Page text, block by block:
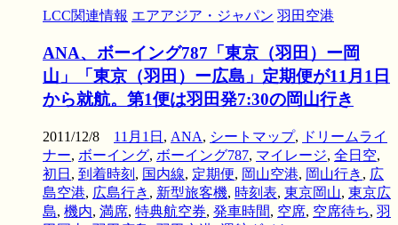
LCC関連情報 エアアジア・ジャパン 羽田空港
ANA、ボーイング787「東京（羽田）ー岡
山」「東京（羽田）ー広島」定期便が11月1日
から就航。第1便は羽田発7:30の岡山行き
2011/12/8 11月1日 , ANA, シートマップ, ドリームライ
ナー, ボーイング, ボーイング787, マイレージ, 全日空,
初日 , 到着時刻 , 国内線, 定期便, 岡山空港, 岡山行き , 広
島空港, 広島行き , 新型旅客機, 時刻表, 東京岡山, 東京広
島, 機内, 満席, 特典航空券, 発車時間, 空席, 空席待ち, 羽